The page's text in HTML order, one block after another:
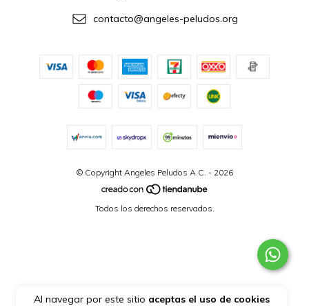
Al navegar por este sitio aceptas el uso de cookies
contacto@angeles-peludos.org
© Copyright Angeles Peludos A.C. - 2026
Todos los derechos reservados.